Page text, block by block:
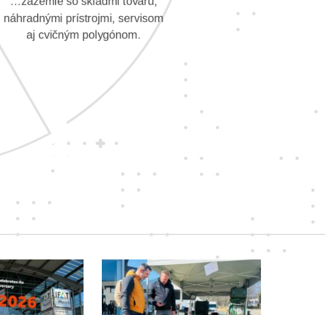
…zázemie so skladmi tovaru,
náhradnými prístrojmi, servisom
aj cvičným polygónom.